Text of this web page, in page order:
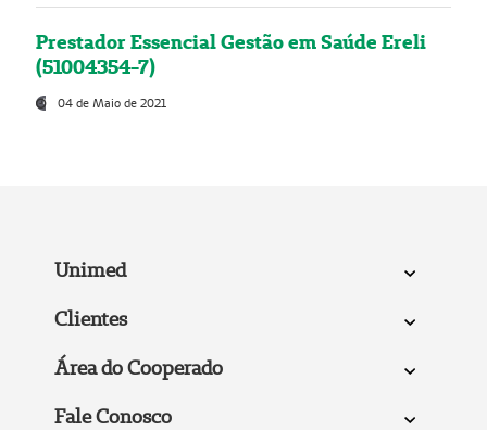
Prestador Essencial Gestão em Saúde Ereli
(51004354-7)
04 de Maio de 2021
Unimed
Clientes
Área do Cooperado
Fale Conosco